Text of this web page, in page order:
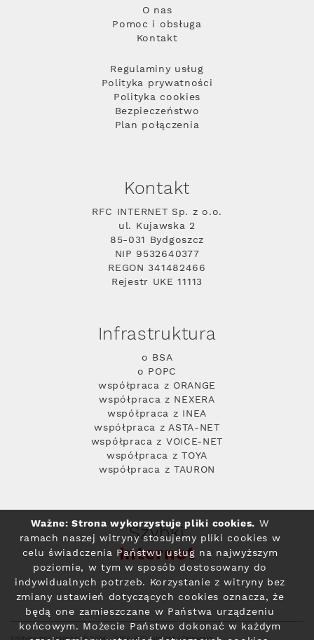
O nas
Pomoc i obsługa
Kontakt
Regulaminy usług
Polityka prywatności
Polityka cookies
Bezpieczeństwo
Plan połączenia
Kontakt
RFC INTERNET Sp. z o.o.
ul. Kujawska 2
85-031 Bydgoszcz
NIP 9532640377
REGON 341482466
Rejestr UKE 11113
Infrastruktura
o BSA
o POPC
współpraca z ORANGE
współpraca z NEXERA
współpraca z INEA
współpraca z ASTA-NET
współpraca z VOICE-NET
współpraca z TOYA
współpraca z TAURON
Szybki
Internet
Ważne: Strona wykorzystuje pliki cookies. W
ramach naszej witryny stosujemy pliki cookies w
celu świadczenia Państwu usług na najwyższym
poziomie, w tym w sposób dostosowany do
indywidualnych potrzeb. Korzystanie z witryny bez
zmiany ustawień dotyczących cookies oznacza, że
będą one zamieszczane w Państwa urządzeniu
końcowym. Możecie Państwo dokonać w każdym